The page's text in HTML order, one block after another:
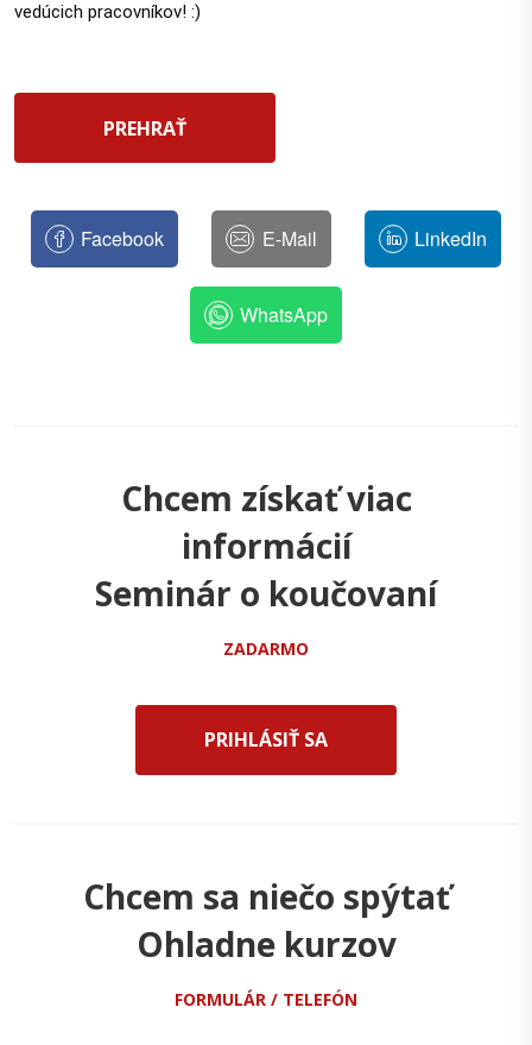
vedúcich pracovníkov! :)
PREHRAŤ
Facebook E-Mail LinkedIn
WhatsApp
Chcem získať viac
informácií
Seminár o koučovaní
ZADARMO
PRIHLÁSIŤ SA
Chcem sa niečo spýtať
Ohladne kurzov
FORMULÁR / TELEFÓN